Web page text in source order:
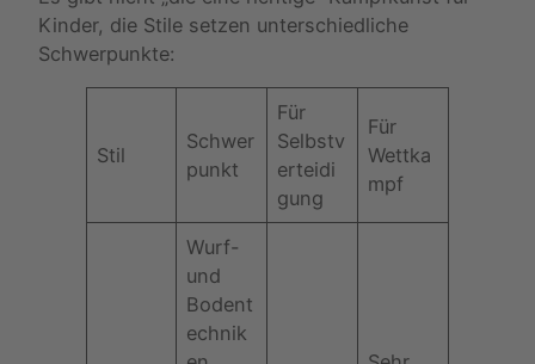
Kinder, die Stile setzen unterschiedliche
Schwerpunkte:
Stil
Schwer
punkt
Für
Selbstv
erteidi
gung
Für
Wettka
mpf
Wurf-
und
Bodent
echnik